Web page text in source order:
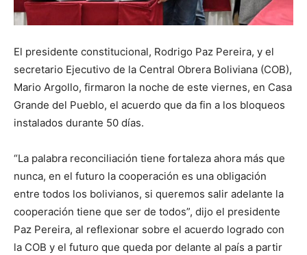
El presidente constitucional, Rodrigo Paz Pereira, y el
secretario Ejecutivo de la Central Obrera Boliviana (COB),
Mario Argollo, firmaron la noche de este viernes, en Casa
Grande del Pueblo, el acuerdo que da fin a los bloqueos
instalados durante 50 días.
“La palabra reconciliación tiene fortaleza ahora más que
nunca, en el futuro la cooperación es una obligación
entre todos los bolivianos, si queremos salir adelante la
cooperación tiene que ser de todos”, dijo el presidente
Paz Pereira, al reflexionar sobre el acuerdo logrado con
la COB y el futuro que queda por delante al país a partir